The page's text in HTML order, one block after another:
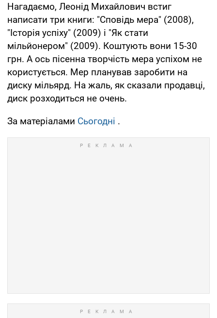
Нагадаємо, Леонід Михайлович встиг
написати три книги: "Сповідь мера" (2008),
"Історія успіху" (2009) і "Як стати
мільйонером" (2009). Коштують вони 15-30
грн. А ось пісенна творчість мера успіхом не
користується. Мер планував заробити на
диску мільярд. На жаль, як сказали продавці,
диск розходиться не очень.
За матеріалами Сьогодні .